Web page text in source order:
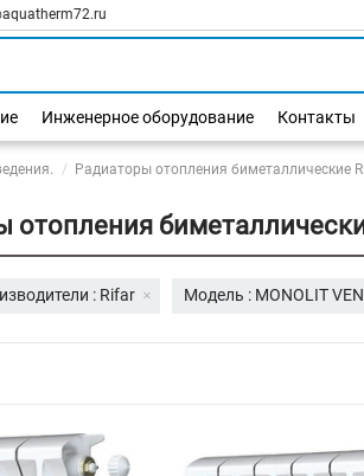
Инженерное оборудование Контакты
Радиаторы отопления биметаллические
отопления
: Rifar Модель : MONOLIT